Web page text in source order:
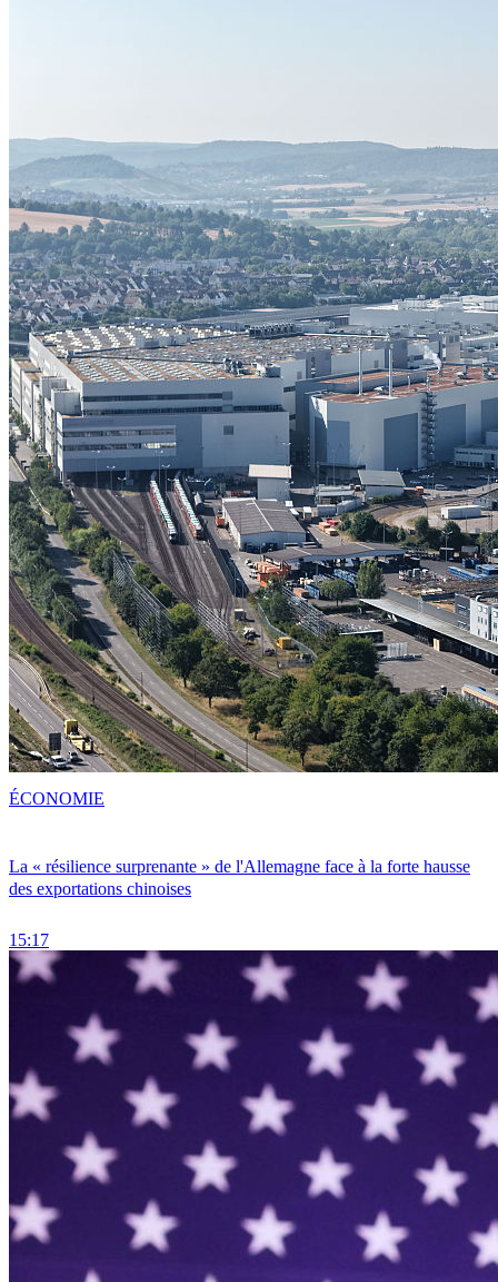
La « résilience surprenante » de l'Allemagne face à la forte hausse
des exportations chinoises
15:17
ÉCONOMIE